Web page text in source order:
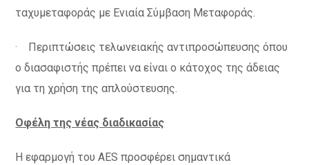
ταχυμεταφοράς με Ενιαία Σύμβαση Μεταφοράς.
· Περιπτώσεις τελωνειακής αντιπροσώπευσης όπου
ο διασαφιστής πρέπει να είναι ο κάτοχος της άδειας
για τη χρήση της απλούστευσης.
Οφέλη της νέας διαδικασίας
Η εφαρμογή του AES προσφέρει σημαντικά